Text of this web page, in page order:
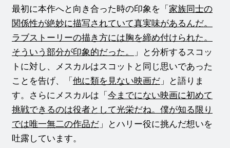
最初に本作へと向き合った時の印象を「 家族同士の
関係性が絶妙に描写されていて真実味があるんだ。
ラブストーリーの描き方には胸を締め付けられた。
そういう部分が印象的だった。
」と分析するスコッ
トに対し、メスカルはスコットと同じ思いであった
ことを告げ、「 他に類を見ない映画だ 」と語りま
す。さらにメスカルは「 今までにない映画に初めて
挑戦できるのは役者として光栄だね。僕が知る限り
では唯一無二の作品だ 」とハリー役に挑んだ想いを
吐露しています。